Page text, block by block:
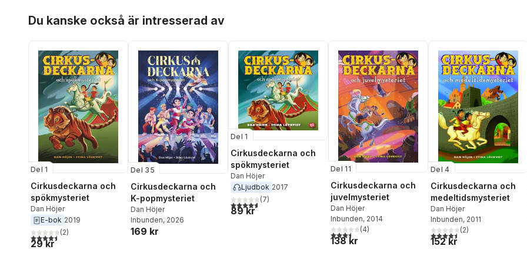
Du kanske också är intresserad av
Del 1
Cirkusdeckarna och
spökmysteriet
Dan Höjer
E-bok 2019
4,5utav 5 stjärnor. Totalt antal röster:
(2)
29 kr
Del 35
Cirkusdeckarna och
K-popmysteriet
Dan Höjer
Inbunden, 2026
169 kr
Del 1
Cirkusdeckarna och
spökmysteriet
Dan Höjer
Ljudbok 2017
4,6utav 5 stjärnor. Totalt antal röster:
(7)
89 kr
Del 11
Cirkusdeckarna och
juvelmysteriet
Dan Höjer
Inbunden, 2014
3,5utav 5 stjärnor. Totalt antal röster:
(4)
138 kr
Del 4
Cirkusdeckarna och
medeltidsmysteriet
Dan Höjer
Inbunden, 2011
4,5utav 5 stjärnor. Totalt
(2)
152 kr